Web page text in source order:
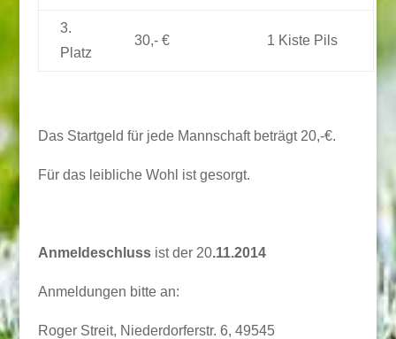
3.
Platz
30,- € 1 Kiste Pils
Das Startgeld für jede Mannschaft beträgt 20,-€.
Für das leibliche Wohl ist gesorgt.
Anmeldeschlussist der 20.11.2014
Anmeldungen bitte an:
Roger Streit, Niederdorferstr. 6, 49545